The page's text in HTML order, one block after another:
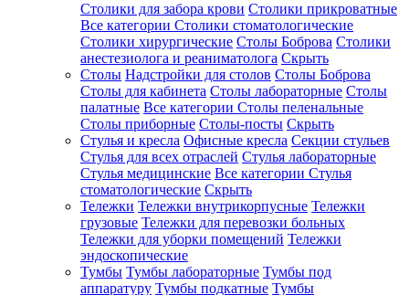
Столики для забора крови Столики прикроватные
Все категории Столики стоматологические
Столики хирургические Столы Боброва Столики
анестезиолога и реаниматолога Скрыть
Столы Надстройки для столов Столы Боброва
Столы для кабинета Столы лабораторные Столы
палатные Все категории Столы пеленальные
Столы приборные Столы-посты Скрыть
Стулья и кресла Офисные кресла Секции стульев
Стулья для всех отраслей Стулья лабораторные
Стулья медицинские Все категории Стулья
стоматологические Скрыть
Тележки Тележки внутрикорпусные Тележки
грузовые Тележки для перевозки больных
Тележки для уборки помещений Тележки
эндоскопические
Тумбы Тумбы лабораторные Тумбы под
аппаратуру Тумбы подкатные Тумбы